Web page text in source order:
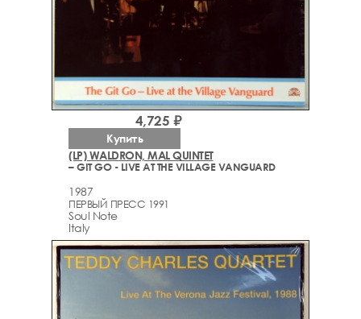
(LP) WALDRON, MAL QUINTET
– GIT GO - LIVE AT THE VILLAGE VANGUARD
1987
ПЕРВЫЙ ПРЕСС 1991
Soul Note
Italy
4,725 ₽
Купить